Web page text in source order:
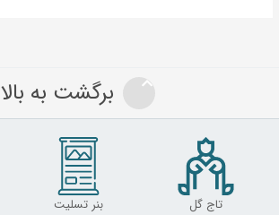
برگشت به بالا
تاج گل بنر تسلیت